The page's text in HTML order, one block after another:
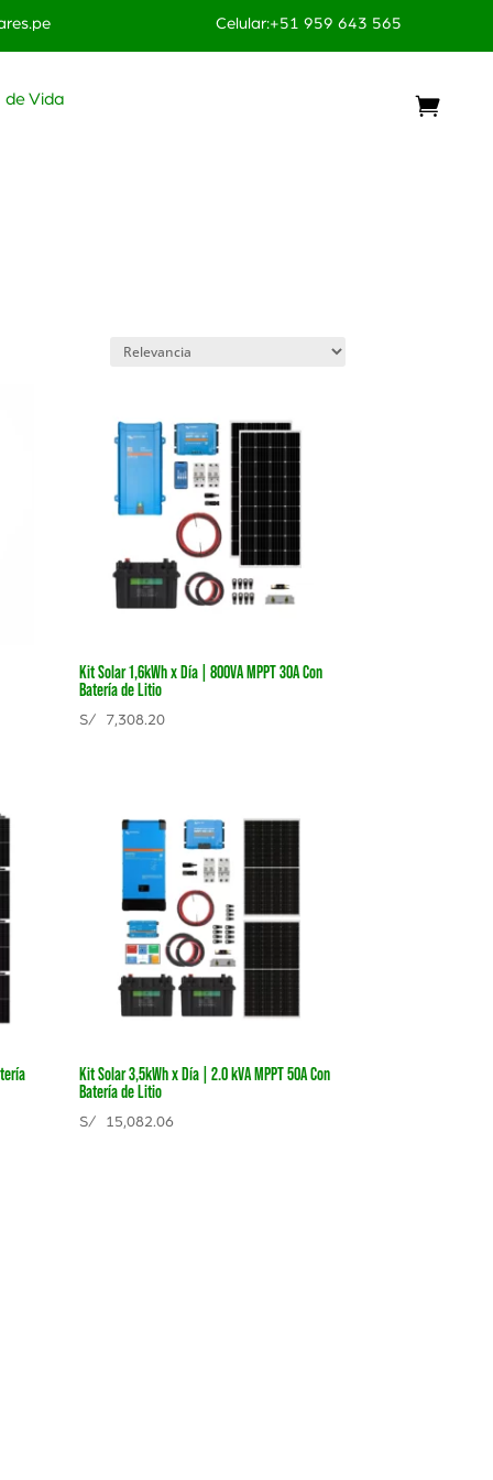
Celular:+51 959 643 565
de Vida
Kit Solar 1,6kWh x Día | 800VA MPPT 30A Con
Batería de Litio
S/ 7,308.20
Kit Solar 3,5kWh x Día | 2.0 kVA MPPT 50A Con
Batería de Litio
S/ 15,082.06